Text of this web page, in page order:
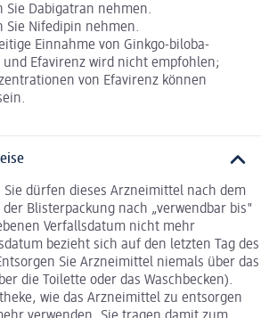
Sie Dabigatran nehmen.
Sie Nifedipin nehmen.
Einnahme von Ginkgo-biloba-
und Efavirenz wird nicht empfohlen;
von Efavirenz können
Sie dürfen dieses Arzneimittel nach dem
Blisterpackung nach „verwendbar bis"
Verfallsdatum nicht mehr
bezieht sich auf den letzten Tag des
Sie Arzneimittel niemals über das
die Toilette oder das Waschbecken).
wie das Arzneimittel zu entsorgen